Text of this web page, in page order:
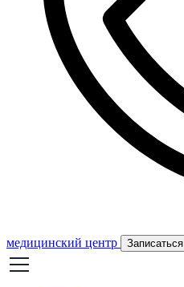
медицинский центр Записаться